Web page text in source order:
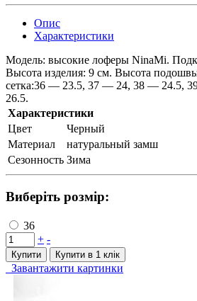
Опис
Характеристики
Модель: высокие лоферы NinaMi.
Высота изделия: 9 см. Высота
сетка:36 — 23.5, 37 — 24, 38 — 24.5,
26.5.
Характеристики
Цвет
Черный
Материал
натуральный замш
Сезонность Зима
Виберіть розмір:
36
+ -
Купити Купити в 1 клiк
Завантажити картинки